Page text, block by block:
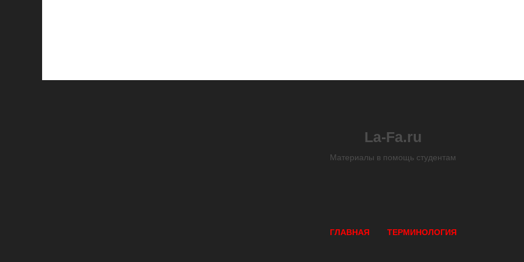
La-Fa.ru
Материалы в помощь студентам
ГЛАВНАЯ ТЕРМИНОЛОГИЯ